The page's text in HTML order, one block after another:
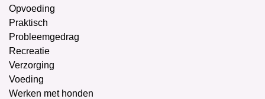
Opvoeding
Praktisch
Probleemgedrag
Recreatie
Verzorging
Voeding
Werken met honden